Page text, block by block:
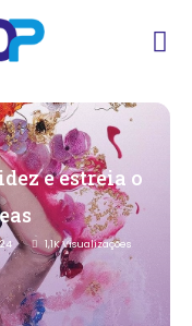
e estreia o
1,1KVisualizações